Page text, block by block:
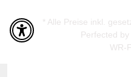
* Alle Preise inkl.
Perfected by
WR-